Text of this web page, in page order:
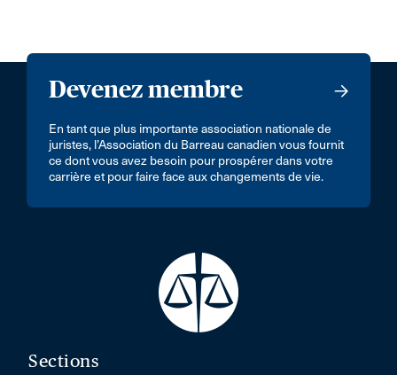
Devenez membre
En tant que plus importante association nationale de
juristes, l’Association du Barreau canadien vous fournit
ce dont vous avez besoin pour prospérer dans votre
carrière et pour faire face aux changements de vie.
Sections